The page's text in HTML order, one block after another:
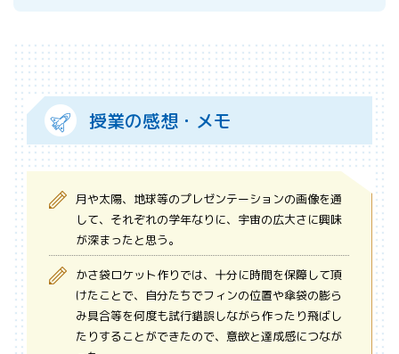
授業の感想・メモ
月や太陽、地球等のプレゼンテーションの画像を通
して、それぞれの学年なりに、宇宙の広大さに興味
が深まったと思う。
かさ袋ロケット作りでは、十分に時間を保障して頂
けたことで、自分たちでフィンの位置や傘袋の膨ら
み具合等を何度も試行錯誤しながら作ったり飛ばし
たりすることができたので、意欲と達成感につなが